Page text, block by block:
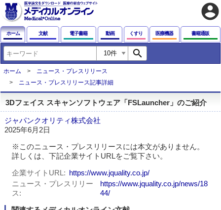
account_circle
ホーム 文献 電子書籍 動画 くすり 医療機器 書籍通販
search
ホーム
ニュース・プレスリリース
ニュース・プレスリリース記事詳細
3Dフェイス スキャンソフトウェア「FSLauncher」のご紹介
ジャパンクオリティ株式会社
2025年6月2日
※このニュース・プレスリリースには本文がありません。
詳しくは、下記企業サイトURLをご覧下さい。
企業サイトURL
https://www.jquality.co.jp/
ニュース・プレスリリー
ス
https://www.jquality.co.jp/news/18
44/